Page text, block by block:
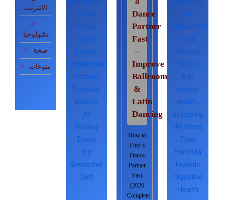
الانترنت
تكنولوجيا
صحة
منوعات
Social
Shape
Your
Future
Advanced
Memory
Formula
Master
AI
Trading
Today
Try
Smoothie
Diet
Dance
Partner
Fast
–
Improve
Ballroom
&
Latin
Dancing
How to
Find a
Dance
Partner
Fast
(2026
Complete
AI
Newsletter
Tool
Master
TikTok
Ads
saving-
smart-
shopping
AI Trend
Flow
Formula
Holistic
Digestive
Health